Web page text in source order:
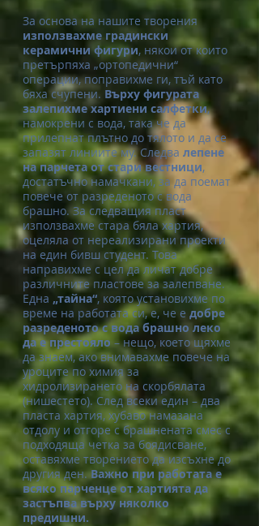
За основа на нашите творения
използвахме градински
керамични фигури, някои от които
претърпяха „ортопедични“
операции, поправихме ги, тъй като
бяха счупени. Върху фигурата
залепихме хартиени салфетки,
намокрени с вода, така че да
прилепнат плътно до тялото и да се
запазят линиите му. Следва лепене
на парчета от стари вестници,
достатъчно намачкани, за да поемат
повече от разреденото с вода
брашно. За следващия пласт
използвахме стара бяла хартия,
оцеляла от нереализирани проекти
на един бивш студент. Това
направихме с цел да личат добре
различните пластове за залепване.
Една „тайна“, която установихме по
време на работата си, е, че е добре
разреденото с вода брашно леко
да е престояло – нещо, което щяхме
да знаем, ако внимавахме повече на
уроците по химия за
хидролизирането на скорбялата
(нишестето). След всеки един – два
пласта хартия, хубаво намазана
отдолу и отгоре с брашнената смес с
подходяща четка за боядисване,
оставяхме творението да изсъхне до
другия ден.Важно при работата е
всяко парченце от хартията да
застъпва върху няколко
предишни.